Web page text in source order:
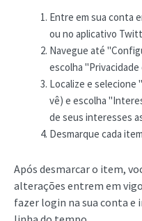
Entre em sua conta
ou no aplicativo
Navegue até
escolha "Privacidade
Localize e selecione
vê) e escolha
de seus interesses
Desmarque cada
Após desmarcar o item,
alterações entrem em
fazer login na sua conta e